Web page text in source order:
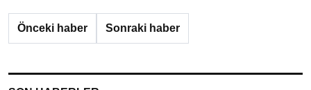
Önceki haber Sonraki haber